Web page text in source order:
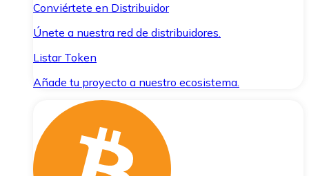
Conviértete en Distribuidor
Únete a nuestra red de distribuidores.
Listar Token
Añade tu proyecto a nuestro ecosistema.